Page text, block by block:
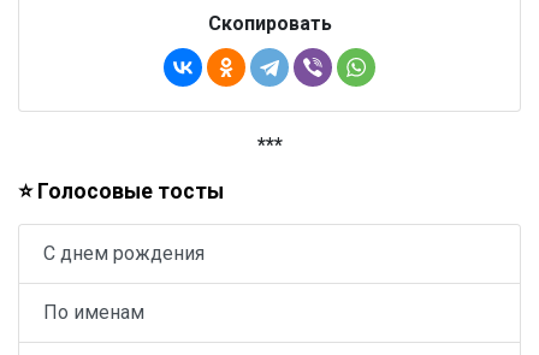
Скопировать
***
⭐ Голосовые тосты
С днем рождения
По именам